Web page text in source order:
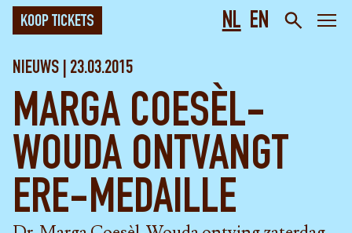
NL EN
KOOP TICKETS
NIEUWS | 23.03.2015
MARGA COESÈL-
WOUDA ONTVANGT
ERE-MEDAILLE